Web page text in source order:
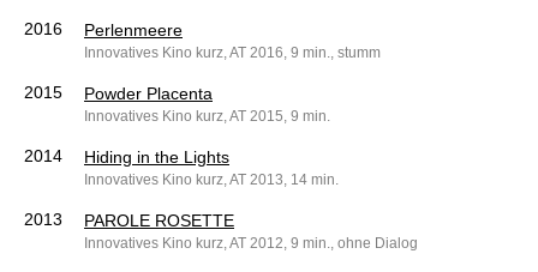
2016 Perlenmeere
Innovatives Kino kurz, AT 2016, 9 min., stumm
2015 Powder Placenta
Innovatives Kino kurz, AT 2015, 9 min.
2014 Hiding in the Lights
Innovatives Kino kurz, AT 2013, 14 min.
2013 PAROLE ROSETTE
Innovatives Kino kurz, AT 2012, 9 min., ohne Dialog